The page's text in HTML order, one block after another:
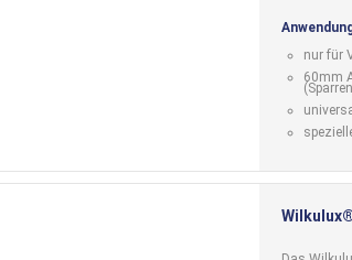
nur für
60mm